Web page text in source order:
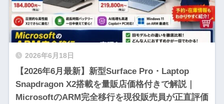
2026年6月18日
【2026年6月最新】新型Surface Pro・Laptop
Snapdragon X2搭載を量販店価格付きで解説｜
MicrosoftのARM完全移行を現役販売員が正直評価